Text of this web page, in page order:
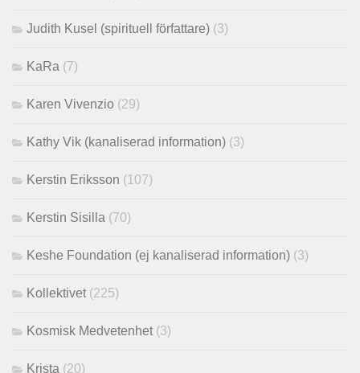
Judith Kusel (spirituell författare) (3)
KaRa (7)
Karen Vivenzio (29)
Kathy Vik (kanaliserad information) (3)
Kerstin Eriksson (107)
Kerstin Sisilla (70)
Keshe Foundation (ej kanaliserad information) (3)
Kollektivet (225)
Kosmisk Medvetenhet (3)
Krista (20)